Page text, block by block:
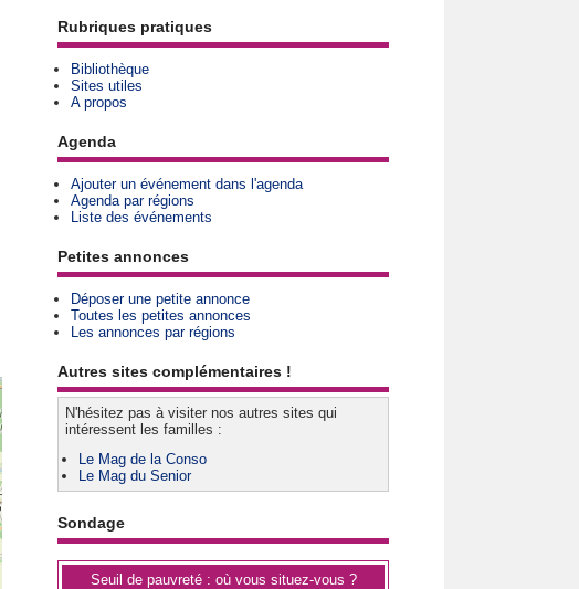
Rubriques pratiques
Bibliothèque
Sites utiles
A propos
Agenda
Ajouter un événement dans l'agenda
Agenda par régions
Liste des événements
Petites annonces
Déposer une petite annonce
Toutes les petites annonces
Les annonces par régions
Autres sites complémentaires !
N'hésitez pas à visiter nos autres sites qui
intéressent les familles :
Le Mag de la Conso
Le Mag du Senior
Sondage
Seuil de pauvreté : où vous situez-vous ?